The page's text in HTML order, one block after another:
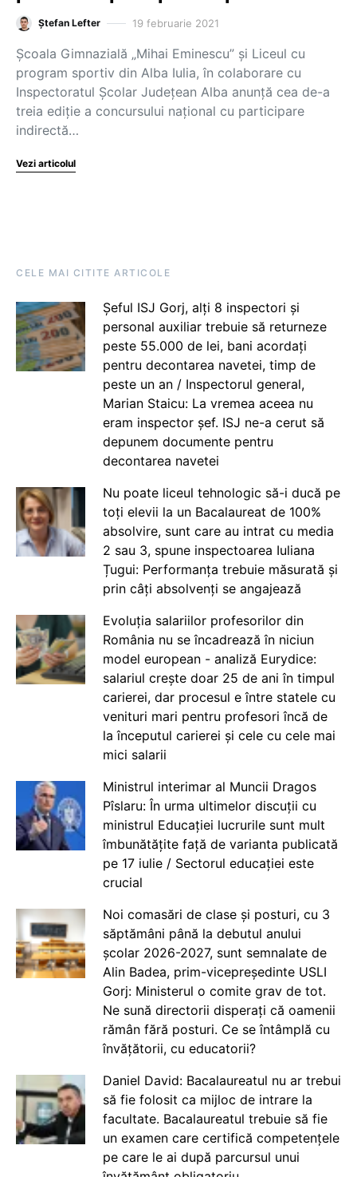
Ștefan Lefter 19 februarie 2021
Școala Gimnazială „Mihai Eminescu” și Liceul cu
program sportiv din Alba Iulia, în colaborare cu
Inspectoratul Școlar Județean Alba anunță cea de-a
treia ediție a concursului național cu participare
indirectă…
Vezi articolul
CELE MAI CITITE ARTICOLE
Șeful ISJ Gorj, alți 8 inspectori și
personal auxiliar trebuie să returneze
peste 55.000 de lei, bani acordați
pentru decontarea navetei, timp de
peste un an / Inspectorul general,
Marian Staicu: La vremea aceea nu
eram inspector șef. ISJ ne-a cerut să
depunem documente pentru
decontarea navetei
Nu poate liceul tehnologic să-i ducă pe
toți elevii la un Bacalaureat de 100%
absolvire, sunt care au intrat cu media
2 sau 3, spune inspectoarea Iuliana
Țugui: Performanța trebuie măsurată și
prin câți absolvenți se angajează
Evoluția salariilor profesorilor din
România nu se încadrează în niciun
model european - analiză Eurydice:
salariul crește doar 25 de ani în timpul
carierei, dar procesul e între statele cu
venituri mari pentru profesori încă de
la începutul carierei și cele cu cele mai
mici salarii
Ministrul interimar al Muncii Dragos
Pîslaru: În urma ultimelor discuții cu
ministrul Educației lucrurile sunt mult
îmbunătățite față de varianta publicată
pe 17 iulie / Sectorul educației este
crucial
Noi comasări de clase și posturi, cu 3
săptămâni până la debutul anului
școlar 2026-2027, sunt semnalate de
Alin Badea, prim-vicepreședinte USLI
Gorj: Ministerul o comite grav de tot.
Ne sună directorii disperați că oamenii
rămân fără posturi. Ce se întâmplă cu
învățătorii, cu educatorii?
Daniel David: Bacalaureatul nu ar trebui
să fie folosit ca mijloc de intrare la
facultate. Bacalaureatul trebuie să fie
un examen care certifică competențele
pe care le ai după parcursul unui